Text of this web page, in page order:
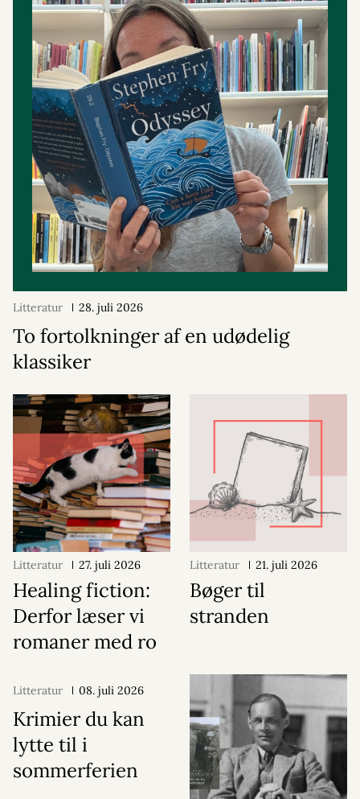
Litteratur 28. juli 2026
To fortolkninger af en udødelig
klassiker
Litteratur 27. juli 2026
Healing fiction:
Derfor læser vi
romaner med ro
Litteratur 21. juli 2026
Bøger til
stranden
Litteratur 08. juli 2026
Krimier du kan
lytte til i
sommerferien